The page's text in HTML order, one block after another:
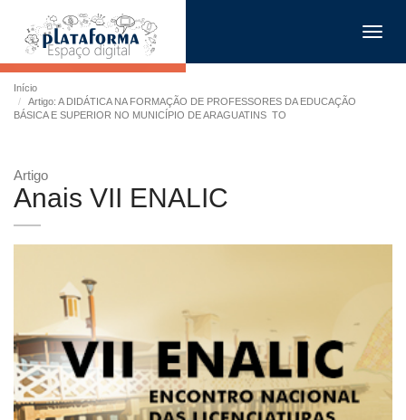
Início
Artigo: A DIDÁTICA NA FORMAÇÃO DE PROFESSORES DA EDUCAÇÃO
BÁSICA E SUPERIOR NO MUNICÍPIO DE ARAGUATINS  TO
Artigo
Anais VII ENALIC